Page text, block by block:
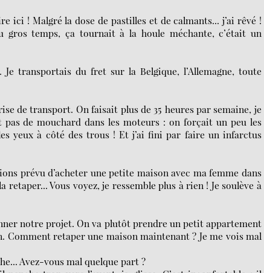
ici ! Malgré la dose de pastilles et de calmants... j’ai rêvé !
temps, ça tournait à la houle méchante, c’était un
transportais du fret sur la Belgique, l’Allemagne, toute
de transport. On faisait plus de 35 heures par semaine, je
pas de mouchard dans les moteurs : on forçait un peu les
yeux à côté des trous ! Et j’ai fini par faire un infarctus
prévu d’acheter une petite maison avec ma femme dans
Vous voyez, je ressemble plus à rien ! Je soulève à
notre projet. On va plutôt prendre un petit appartement
Comment retaper une maison maintenant ? Je me vois mal
Avez-vous mal quelque part ?